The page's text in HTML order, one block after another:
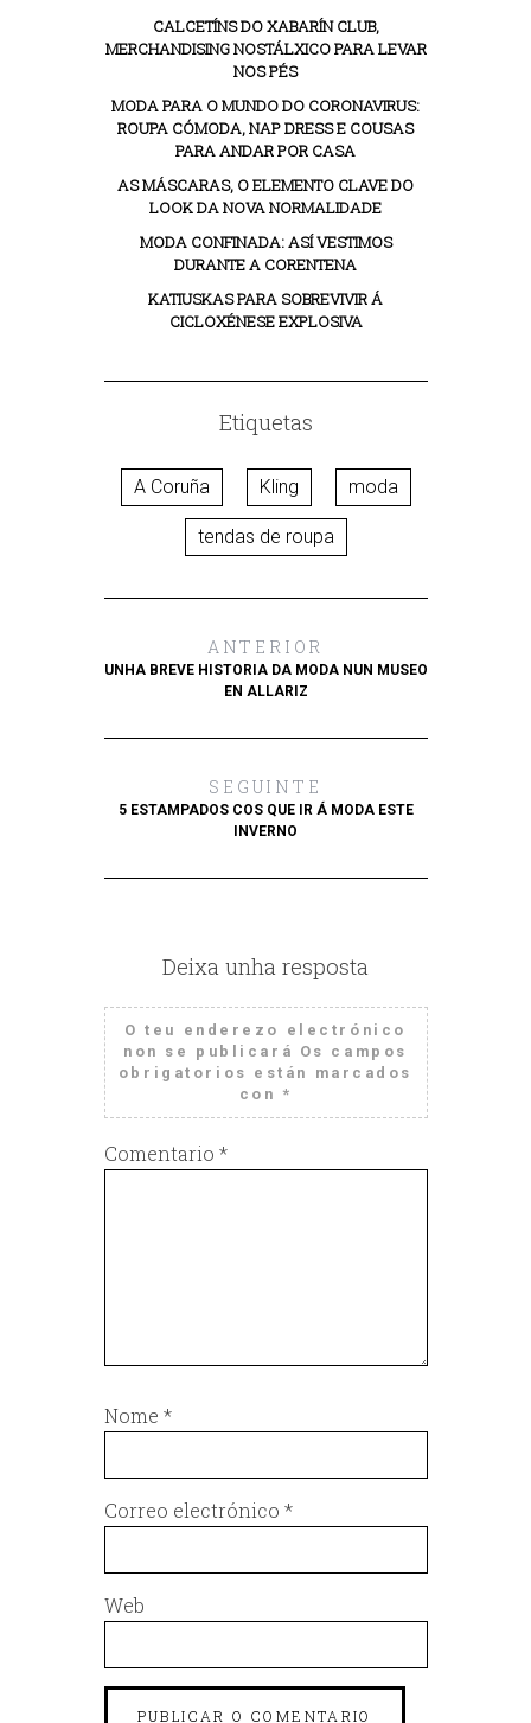
CALCETÍNS DO XABARÍN CLUB,
MERCHANDISING NOSTÁLXICO PARA LEVAR
NOS PÉS
MODA PARA O MUNDO DO CORONAVIRUS:
ROUPA CÓMODA, NAP DRESS E COUSAS
PARA ANDAR POR CASA
AS MÁSCARAS, O ELEMENTO CLAVE DO
LOOK DA NOVA NORMALIDADE
MODA CONFINADA: ASÍ VESTIMOS
DURANTE A CORENTENA
KATIUSKAS PARA SOBREVIVIR Á
CICLOXÉNESE EXPLOSIVA
Etiquetas
A Coruña Kling moda
tendas de roupa
ANTERIOR
UNHA BREVE HISTORIA DA MODA NUN MUSEO
EN ALLARIZ
SEGUINTE
5 ESTAMPADOS COS QUE IR Á MODA ESTE
INVERNO
Deixa unha resposta
O teu enderezo electrónico
non se publicará Os campos
obrigatorios están marcados
con *
Comentario *
Nome *
Correo electrónico *
Web